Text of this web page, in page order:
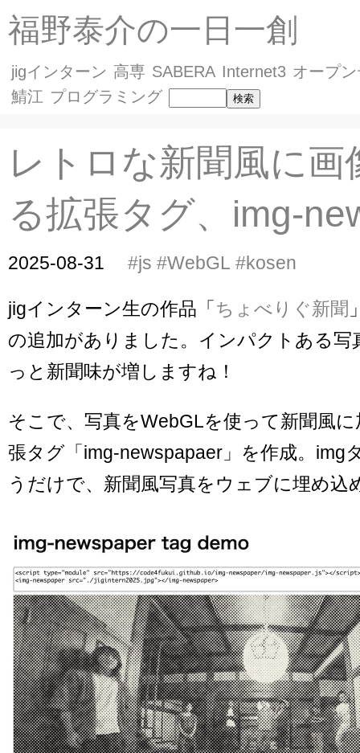
福野泰介の一日一創
jigインターン 高専 SABERA Internet3 オープ
鯖江 プログラミング
レトロな新聞風に画
る拡張タグ、img-
2025-08-31 #js #WebGL #kosen
jigインターン生の作品「ちょべりぐ新聞
の追加がありました。インパクトある写
っと新聞味が増しますね！
そこで、写真をWebGLを使って新聞風
張タグ「img-newspapaer」を作成。img
うだけで、新聞風写真をウェブに埋め込